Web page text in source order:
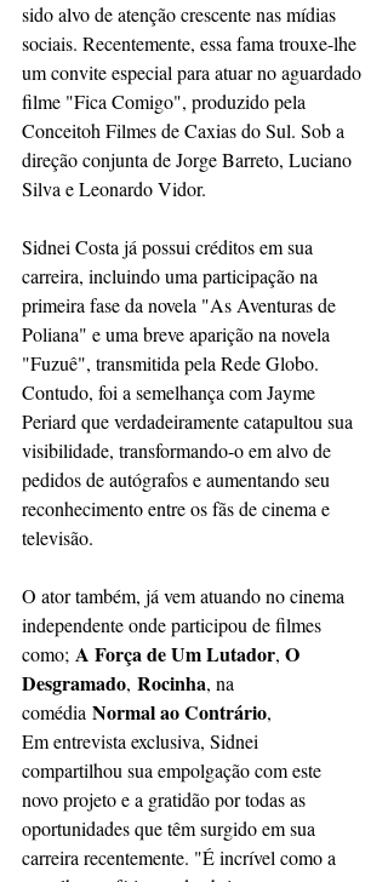
sido alvo de atenção crescente nas mídias
sociais. Recentemente, essa fama trouxe-lhe
um convite especial para atuar no aguardado
filme "Fica Comigo", produzido pela
Conceitoh Filmes de Caxias do Sul. Sob a
direção conjunta de Jorge Barreto, Luciano
Silva e Leonardo Vidor.
Sidnei Costa já possui créditos em sua
carreira, incluindo uma participação na
primeira fase da novela "As Aventuras de
Poliana" e uma breve aparição na novela
"Fuzuê", transmitida pela Rede Globo.
Contudo, foi a semelhança com Jayme
Periard que verdadeiramente catapultou sua
visibilidade, transformando-o em alvo de
pedidos de autógrafos e aumentando seu
reconhecimento entre os fãs de cinema e
televisão.
O ator também, já vem atuando no cinema
independente onde participou de filmes
como; A Força de Um Lutador, O
Desgramado, Rocinha, na
comédia Normal ao Contrário,
Em entrevista exclusiva, Sidnei
compartilhou sua empolgação com este
novo projeto e a gratidão por todas as
oportunidades que têm surgido em sua
carreira recentemente. "É incrível como a